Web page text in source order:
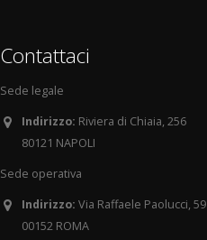
Contattaci
Sede legale
Indirizzo: Riviera di Chiaia, 256
80121 NAPOLI
Sede operativa
Indirizzo: Via Raffaele Paolucci, 59
00152 ROMA